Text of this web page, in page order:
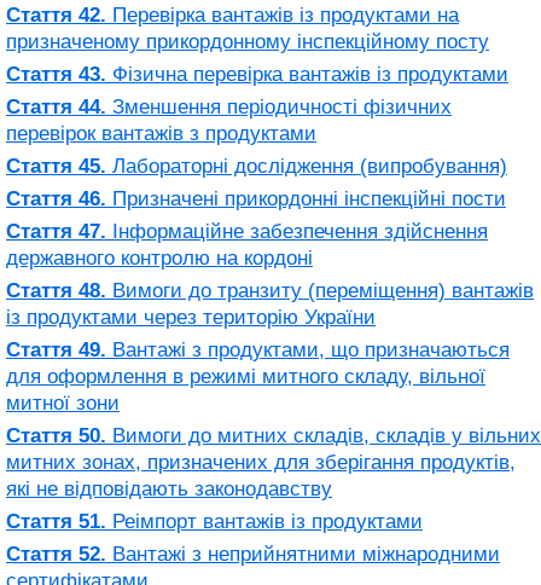
Стаття 42. Перевірка вантажів із продуктами на
призначеному прикордонному інспекційному посту
Стаття 43. Фізична перевірка вантажів із продуктами
Стаття 44. Зменшення періодичності фізичних
перевірок вантажів з продуктами
Стаття 45. Лабораторні дослідження (випробування)
Стаття 46. Призначені прикордонні інспекційні пости
Стаття 47. Інформаційне забезпечення здійснення
державного контролю на кордоні
Стаття 48. Вимоги до транзиту (переміщення) вантажів
із продуктами через територію України
Стаття 49. Вантажі з продуктами, що призначаються
для оформлення в режимі митного складу, вільної
митної зони
Стаття 50. Вимоги до митних складів, складів у вільних
митних зонах, призначених для зберігання продуктів,
які не відповідають законодавству
Стаття 51. Реімпорт вантажів із продуктами
Стаття 52. Вантажі з неприйнятними міжнародними
сертифікатами